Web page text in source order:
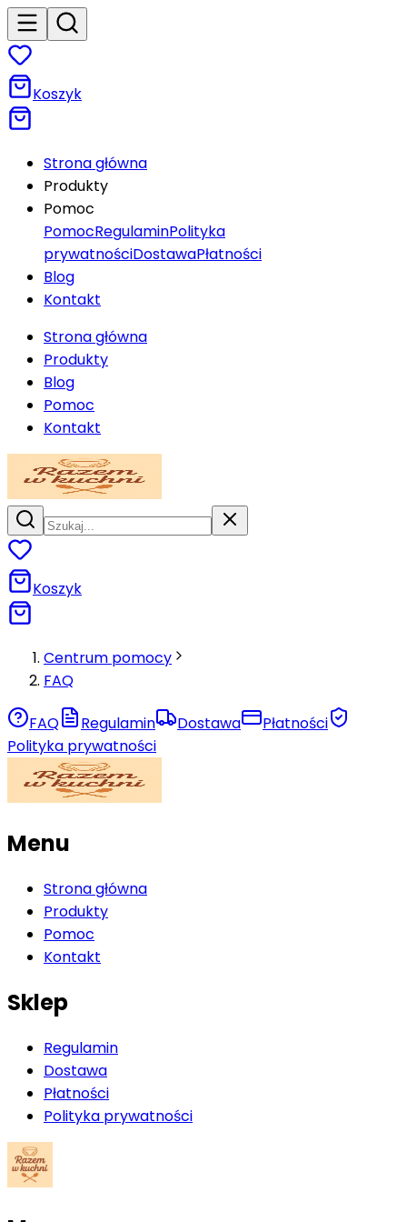
Koszyk
Strona główna
Produkty
Pomoc
PomocRegulaminPolityka
prywatnościDostawaPłatności
Blog
Kontakt
Strona główna
Produkty
Blog
Pomoc
Kontakt
Koszyk
Centrum pomocy
FAQ
FAQ Regulamin Dostawa
Płatności
Polityka prywatności
Menu
Strona główna
Produkty
Pomoc
Kontakt
Sklep
Regulamin
Dostawa
Płatności
Polityka prywatności